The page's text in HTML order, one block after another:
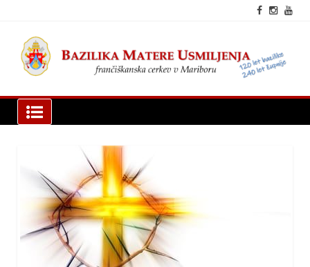
content
Bazilika Matere Usmiljenja